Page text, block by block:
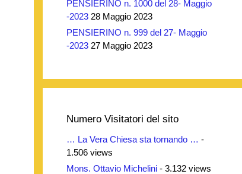
PENSIERINO n. 1000 del 28- Maggio
-2023 28 Maggio 2023
PENSIERINO n. 999 del 27- Maggio
-2023 27 Maggio 2023
Numero Visitatori del sito
… La Vera Chiesa sta tornando … -
1.506 views
Mons. Ottavio Michelini - 3.132 views